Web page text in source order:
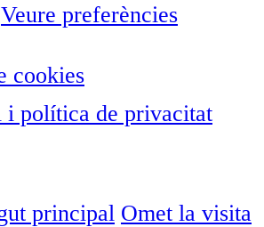
Veure preferències
cookies
i política de privacitat
principal Omet la visita